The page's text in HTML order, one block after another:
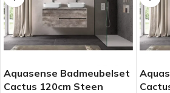
Aquasense Badmeubelset
Cactus 120cm Steen